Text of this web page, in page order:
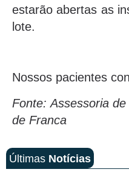
estarão abertas as
lote.
Nossos pacientes
Fonte: Assessoria
de Franca
Últimas Notícias